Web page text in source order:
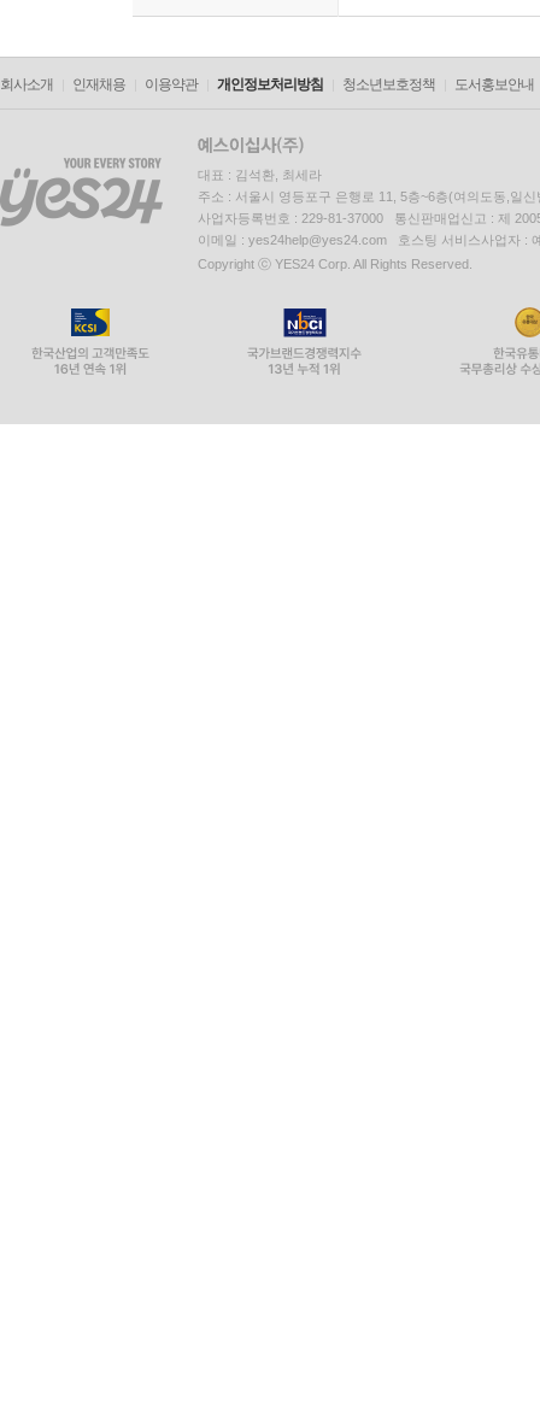
회사소개 인재채용 이용약관 개인정보처리방침 청소년보호정책 도서홍보안내
대표 : 김석환, 최세라
주소 : 서울시 영등포구 은행로 11, 5층~6층(여의도동,일신
사업자등록번호 : 229-81-37000 통신판매업신고 : 제
이메일 : yes24help@yes24.com 호스팅 서비스사업자 :
Copyright ⓒ YES24 Corp. All Rights Reserved.